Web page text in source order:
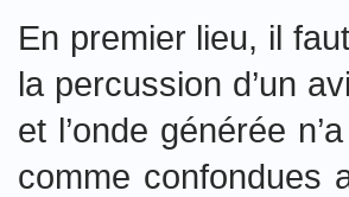
En premier lieu, il
la percussion d’un
et l’onde générée
comme confondues